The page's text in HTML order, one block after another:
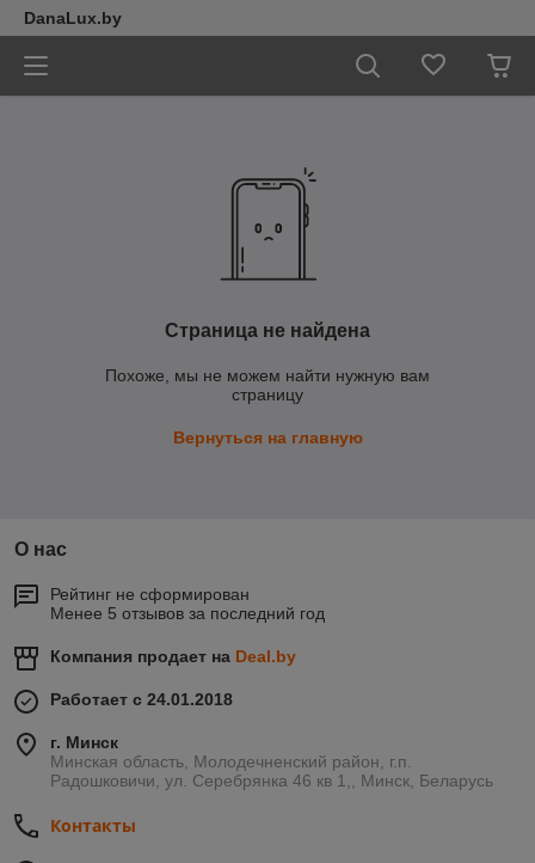
DanaLux.by
Страница не найдена
Похоже, мы не можем найти нужную вам
страницу
Вернуться на главную
О нас
Рейтинг не сформирован
Менее 5 отзывов за последний год
Компания продает на Deal.by
Работает с 24.01.2018
г. Минск
Минская область, Молодечненский район, г.п.
Радошковичи, ул. Серебрянка 46 кв 1,, Минск, Беларусь
Контакты